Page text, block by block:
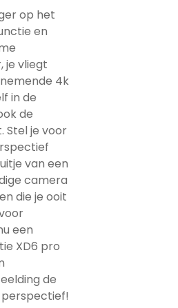
op het
en
je vliegt
4k
in de
de
Stel je voor
van een
camera
die je ooit
een
XD6 pro
de
perspectief!